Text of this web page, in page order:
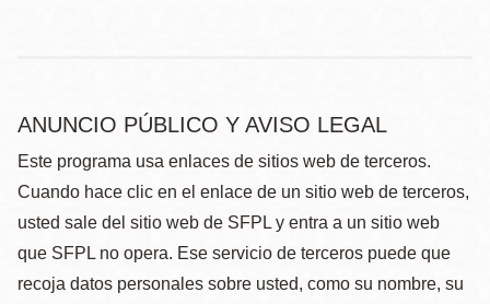
ANUNCIO PÚBLICO Y AVISO LEGAL
Este programa usa enlaces de sitios web de terceros.
Cuando hace clic en el enlace de un sitio web de terceros,
usted sale del sitio web de SFPL y entra a un sitio web
que SFPL no opera. Ese servicio de terceros puede que
recoja datos personales sobre usted, como su nombre, su